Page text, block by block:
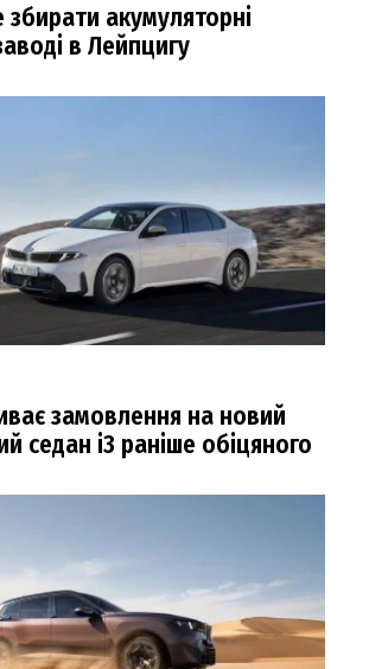
збирати акумуляторні
в Лейпцигу
замовлення на новий
седан i3 раніше обіцяного